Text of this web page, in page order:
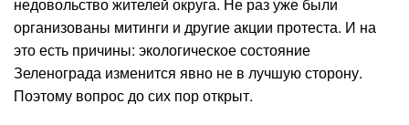
недовольство жителей округа. Не раз уже были
организованы митинги и другие акции протеста. И на
это есть причины: экологическое состояние
Зеленограда изменится явно не в лучшую сторону.
Поэтому вопрос до сих пор открыт.